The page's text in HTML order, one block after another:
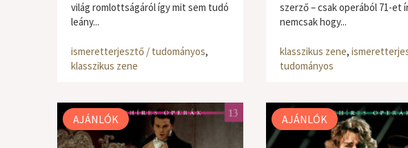
világ romlottságáról így mit sem tudó
leány...
ismeretterjesztő / tudományos,
klasszikus zene
szerző – csak operából 71-et
nemcsak hogy...
klasszikus zene,
tudományos
AJÁNLÓK AJÁNLÓK